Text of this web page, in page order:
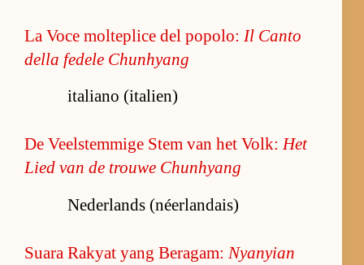
La Voce molteplice del popolo: Il Canto
della fedele Chunhyang
italiano (italien)
De Veelstemmige Stem van het Volk:Het
Lied van de trouwe Chunhyang
Nederlands (néerlandais)
Suara Rakyat yang Beragam: Nyanyian